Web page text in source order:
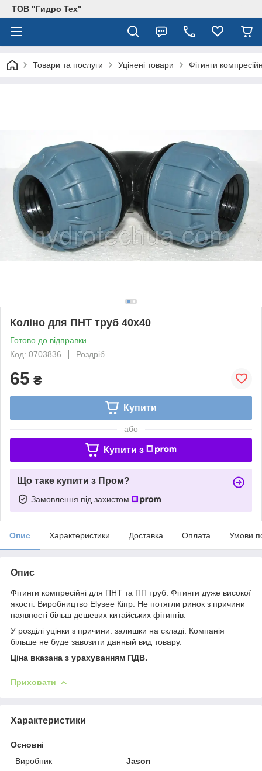
ТОВ "Гидро Тех"
Товари та послуги Уцінені товари Фітинги
Коліно для ПНТ труб 40х40
Готово до відправки
Код: 0703836
Роздріб
65 ₴
Купити
або
Купити з
Що таке купити з Пром?
Замовлення під захистом
Опис Характеристики Доставка Оплата Умови
Опис
Фітинги компресійні для ПНТ та ПП труб. Фітинги дуже високої
якості. Виробництво Elysee Кіпр. Не потягли ринок з причини
наявності більш дешевих китайських фітингів.
У розділі уцінки з причини: залишки на складі. Компанія
більше не буде завозити данный вид товару.
Ціна вказана з урахуванням ПДВ.
Приховати
Характеристики
Основні
Виробник
Jason